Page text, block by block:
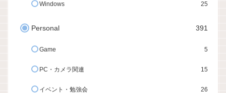
Windows 25
Personal 391
Game 5
PC・カメラ関連 15
イベント・勉強会 26